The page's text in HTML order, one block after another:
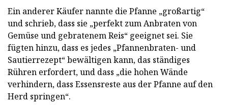
Ein anderer Käufer nannte die Pfanne „großartig“
und schrieb, dass sie „perfekt zum Anbraten von
Gemüse und gebratenem Reis“ geeignet sei. Sie
fügten hinzu, dass es jedes „Pfannenbraten- und
Sautierrezept“ bewältigen kann, das ständiges
Rühren erfordert, und dass „die hohen Wände
verhindern, dass Essensreste aus der Pfanne auf den
Herd springen“.